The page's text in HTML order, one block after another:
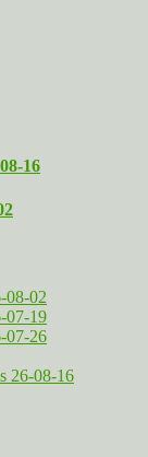
16
08-02
07-19
07-26
26-08-16